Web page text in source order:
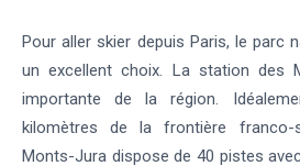
Pour aller skier depuis Paris, le parc
un excellent choix. La station des
importante de la région.
kilomètres de la frontière
Monts-Jura dispose de 40 pistes